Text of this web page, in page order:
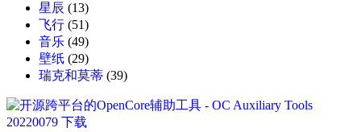
星辰 (13)
飞行 (51)
音乐 (49)
壁纸 (29)
瑞克和莫蒂 (39)